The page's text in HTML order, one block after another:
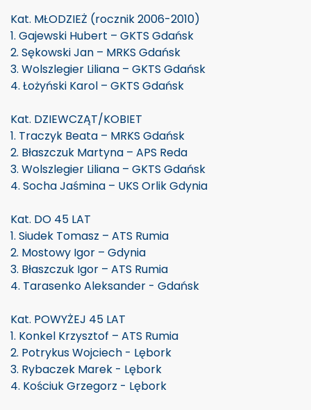
Kat. MŁODZIEŻ (rocznik 2006-2010)
1. Gajewski Hubert – GKTS Gdańsk
2. Sękowski Jan – MRKS Gdańsk
3. Wolszlegier Liliana – GKTS Gdańsk
4. Łożyński Karol – GKTS Gdańsk
Kat. DZIEWCZĄT/KOBIET
1. Traczyk Beata – MRKS Gdańsk
2. Błaszczuk Martyna – APS Reda
3. Wolszlegier Liliana – GKTS Gdańsk
4. Socha Jaśmina – UKS Orlik Gdynia
Kat. DO 45 LAT
1. Siudek Tomasz – ATS Rumia
2. Mostowy Igor – Gdynia
3. Błaszczuk Igor – ATS Rumia
4. Tarasenko Aleksander - Gdańsk
Kat. POWYŻEJ 45 LAT
1. Konkel Krzysztof – ATS Rumia
2. Potrykus Wojciech - Lębork
3. Rybaczek Marek - Lębork
4. Kościuk Grzegorz - Lębork